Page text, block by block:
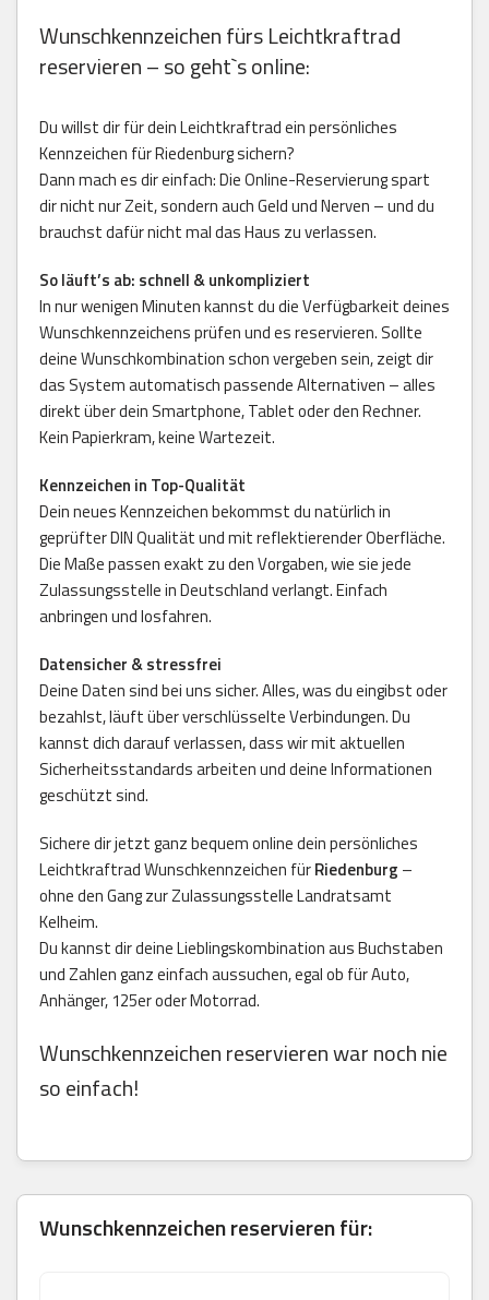
Wunschkennzeichen fürs Leichtkraftrad
reservieren – so geht`s online:
Du willst dir für dein Leichtkraftrad ein persönliches
Kennzeichen für Riedenburg sichern?
Dann mach es dir einfach: Die Online-Reservierung spart
dir nicht nur Zeit, sondern auch Geld und Nerven – und du
brauchst dafür nicht mal das Haus zu verlassen.
So läuft’s ab: schnell & unkompliziert
In nur wenigen Minuten kannst du die Verfügbarkeit deines
Wunschkennzeichens prüfen und es reservieren. Sollte
deine Wunschkombination schon vergeben sein, zeigt dir
das System automatisch passende Alternativen – alles
direkt über dein Smartphone, Tablet oder den Rechner.
Kein Papierkram, keine Wartezeit.
Kennzeichen in Top-Qualität
Dein neues Kennzeichen bekommst du natürlich in
geprüfter DIN Qualität und mit reflektierender Oberfläche.
Die Maße passen exakt zu den Vorgaben, wie sie jede
Zulassungsstelle in Deutschland verlangt. Einfach
anbringen und losfahren.
Datensicher & stressfrei
Deine Daten sind bei uns sicher. Alles, was du eingibst oder
bezahlst, läuft über verschlüsselte Verbindungen. Du
kannst dich darauf verlassen, dass wir mit aktuellen
Sicherheitsstandards arbeiten und deine Informationen
geschützt sind.
Sichere dir jetzt ganz bequem online dein persönliches
Leichtkraftrad Wunschkennzeichen fürRiedenburg –
ohne den Gang zur Zulassungsstelle Landratsamt
Kelheim.
Du kannst dir deine Lieblingskombination aus Buchstaben
und Zahlen ganz einfach aussuchen, egal ob für Auto,
Anhänger, 125er oder Motorrad.
Wunschkennzeichen reservieren war noch nie
so einfach!
Wunschkennzeichen reservieren für: